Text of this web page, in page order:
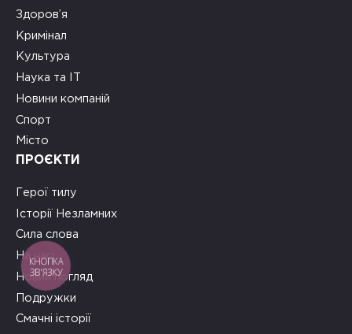
Здоров’я
Кримінал
Культура
Наука та ІТ
Новини компаній
Спорт
Місто
ПРОЄКТИ
Герої тилу
Історії Незламних
Сила слова
На часі
Новий погляд
Подружки
Смачні історії
КНОПКА
ЗВ'ЯЗКУ